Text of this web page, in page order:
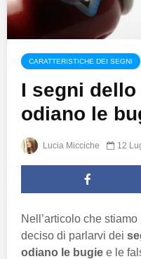
CARATTERISTICHE DEI SEGNI
I segni
odiano le
Lucia Micciche 12
Nell’articolo che
deciso di parlarvi dei
odiano le bugie e le